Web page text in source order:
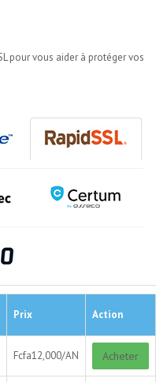
pour vous aider à protéger vos
Prix Action
Fcfa12,000/AN Acheter